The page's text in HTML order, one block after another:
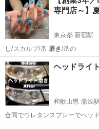
専門店～】
東京都 新宿駅
し/スカルプ/爪 磨き/爪の
東京 新宿区 新宿駅
ヘッドライ
和歌山県 湯浅駅
合同でウレタンスプレーでヘッ
円→700…